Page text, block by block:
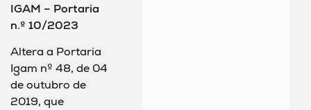
IGAM – Portaria
n.º 10/2023
Altera a Portaria
Igam nº 48, de 04
de outubro de
2019, que